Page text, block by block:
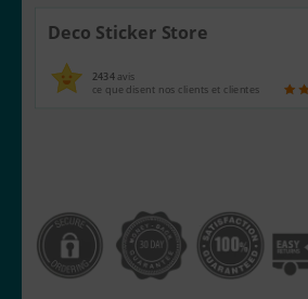
Deco Sticker Store
2434avis
ce que disent nos clients et clientes